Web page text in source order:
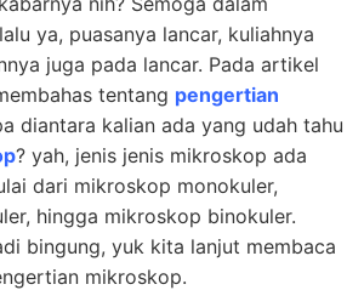
ya, puasanya lancar, kuliahnya
juga pada lancar. Pada artikel
tentang pengertian
diantara kalian ada yang udah tahu
? yah, jenis jenis mikroskop ada
dari mikroskop monokuler,
hingga mikroskop binokuler.
bingung, yuk kita lanjut membaca
mikroskop.